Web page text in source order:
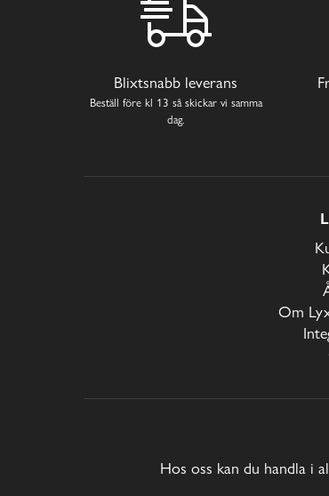
Blixtsnabb leverans
Beställ före kl 13 så skickar vi samma
dag.
Om
Hos oss kan du handla i